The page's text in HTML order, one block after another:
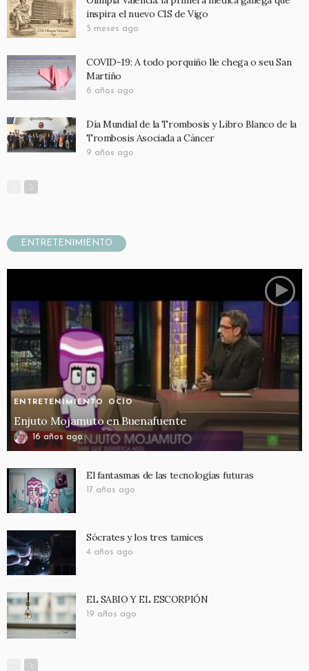
inspira el nuevo CIS de Vigo
5 meses ago
COVID-19: A todo porquiño lle chega o seu San
Martiño
6 años ago
Día Mundial de la Trombosis y Libro Blanco de la
Trombosis Asociada a Cáncer
9 años ago
ENTRETENIMIENTO
ENTRETENIMIENTO OCIO
Enjuto Mojamuto en Buenafuente
16 años ago
El fantasmas de las tecnologías futuras
17 años ago
Sócrates y los tres tamices
4 años ago
EL SABIO Y EL ESCORPIÓN
19 años ago